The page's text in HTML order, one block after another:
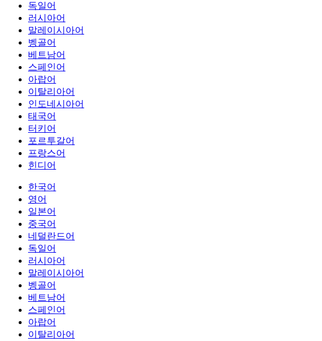
독일어
러시아어
말레이시아어
벵골어
베트남어
스페인어
아랍어
이탈리아어
인도네시아어
태국어
터키어
포르투갈어
프랑스어
힌디어
한국어
영어
일본어
중국어
네덜란드어
독일어
러시아어
말레이시아어
벵골어
베트남어
스페인어
아랍어
이탈리아어